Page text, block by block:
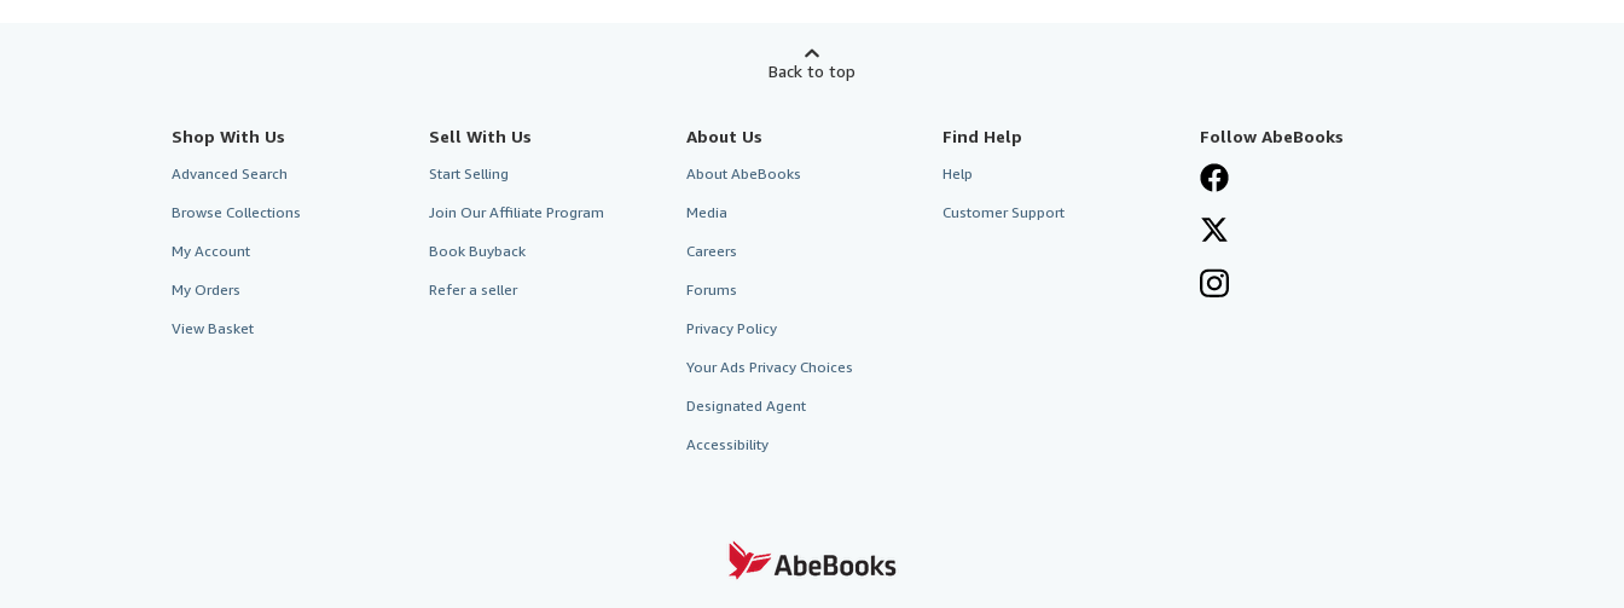
Back to top
Shop With Us
Advanced Search
Browse Collections
My Account
My Orders
View Basket
Sell With Us
Start Selling
Join Our Affiliate Program
Book Buyback
Refer a seller
About Us
About AbeBooks
Media
Careers
Forums
Privacy Policy
Your Ads Privacy Choices
Designated Agent
Accessibility
Find Help
Help
Customer Support
Follow AbeBooks